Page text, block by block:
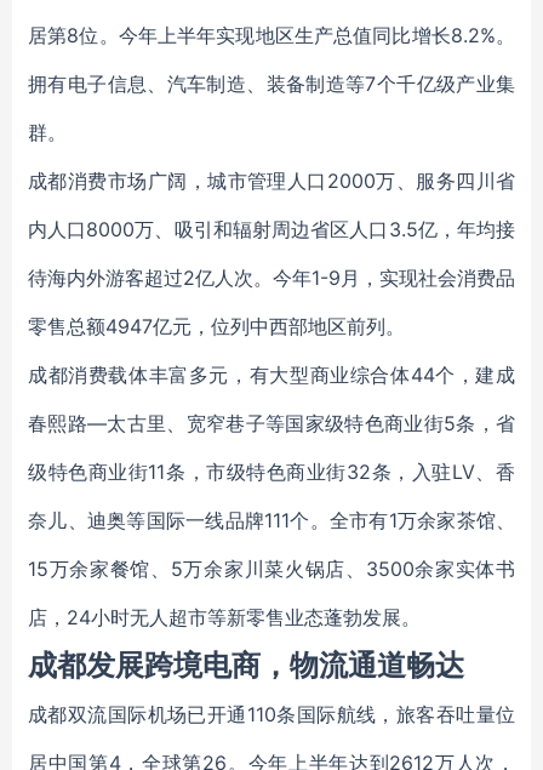
居第8位。今年上半年实现地区生产总值同比增长8.2%。
拥有电子信息、汽车制造、装备制造等7个千亿级产业集
群。
成都消费市场广阔，城市管理人口2000万、服务四川省
内人口8000万、吸引和辐射周边省区人口3.5亿，年均接
待海内外游客超过2亿人次。今年1-9月，实现社会消费品
零售总额4947亿元，位列中西部地区前列。
成都消费载体丰富多元，有大型商业综合体44个，建成
春熙路—太古里、宽窄巷子等国家级特色商业街5条，省
级特色商业街11条，市级特色商业街32条，入驻LV、香
奈儿、迪奥等国际一线品牌111个。全市有1万余家茶馆、
15万余家餐馆、5万余家川菜火锅店、3500余家实体书
店，24小时无人超市等新零售业态蓬勃发展。
成都发展跨境电商，物流通道畅达
成都双流国际机场已开通110条国际航线，旅客吞吐量位
居中国第4，全球第26。今年上半年达到2612万人次，